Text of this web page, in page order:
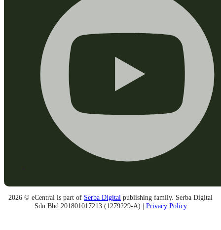
2026 © eCentral is part of Serba Digital publishing family. Serba Digital
Sdn Bhd 201801017213 (1279229-A) | Privacy Policy